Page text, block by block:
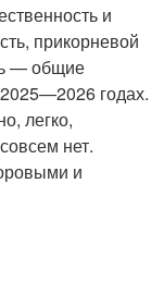
и
прикорневой
— общие
годах.
легко,
нет.
и